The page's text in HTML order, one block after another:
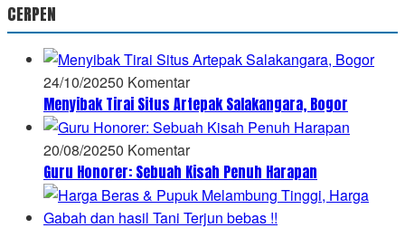
CERPEN
24/10/20250 Komentar
Menyibak Tirai Situs Artepak Salakangara, Bogor
20/08/20250 Komentar
Guru Honorer: Sebuah Kisah Penuh Harapan